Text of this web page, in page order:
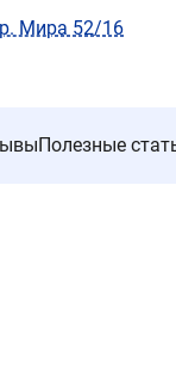
Мира 52/16
Полезные